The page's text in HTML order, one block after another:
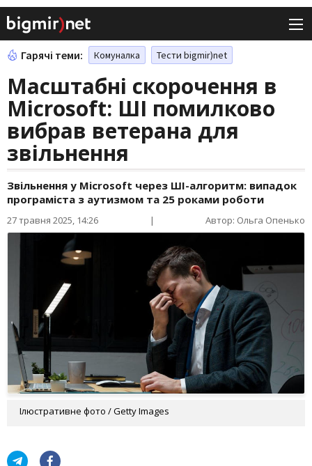
Гарячі теми: Комуналка Тести bigmir)net
Масштабні скорочення в
Microsoft: ШІ помилково
вибрав ветерана для
звільнення
Звільнення у Microsoft через ШІ-алгоритм: випадок
програміста з аутизмом та 25 роками роботи
27 травня 2025, 14:26 | Автор: Ольга Опенько
Ілюстративне фото / Getty Images